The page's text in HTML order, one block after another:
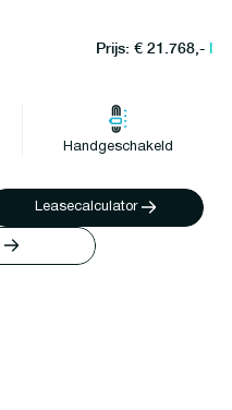
Prijs: € 21.768,-l
Handgeschakeld
Leasecalculator